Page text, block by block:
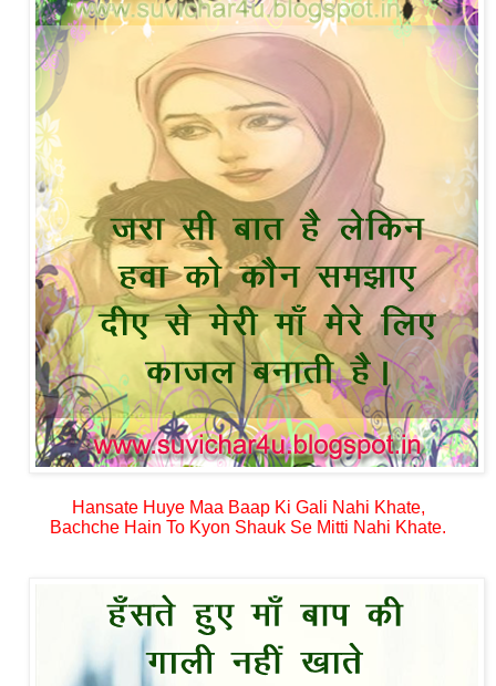
Hansate Huye Maa Baap Ki Gali Nahi Khate,
Bachche Hain To Kyon Shauk Se Mitti Nahi Khate.